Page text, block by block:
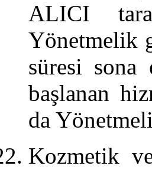
ALICI
Yönetmelik
süresi sona
başlanan
da
Kozmetik